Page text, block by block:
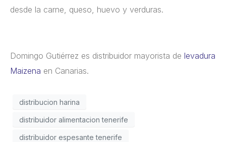
desde la carne, queso, huevo y verduras.
Domingo Gutiérrez es distribuidor mayorista de levadura
Maizena en Canarias.
distribucion harina
distribuidor alimentacion tenerife
distribuidor espesante tenerife